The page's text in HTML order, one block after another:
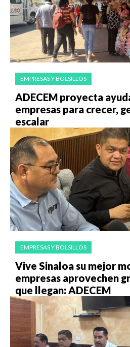
EMPRESAS Y BOLSILLOS
ADECEM proyecta
empresas para crecer,
escalar
EMPRESAS Y BOLSILLOS
Vive Sinaloa su mejor
empresas aprovechen
que llegan: ADECEM